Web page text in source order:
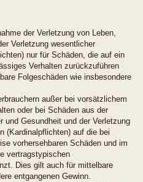
der Verletzung von Leben,
Verletzung wesentlicher
nur für Schäden, die auf ein
Verhalten zurückzuführen
Folgeschäden wie insbesondere
außer bei vorsätzlichem
oder bei Schäden aus der
und Gesundheit und der Verletzung
(Kardinalpflichten) auf die bei
vorhersehbaren Schäden und im
vertragstypischen
Dies gilt auch für mittelbare
entgangenen Gewinn.